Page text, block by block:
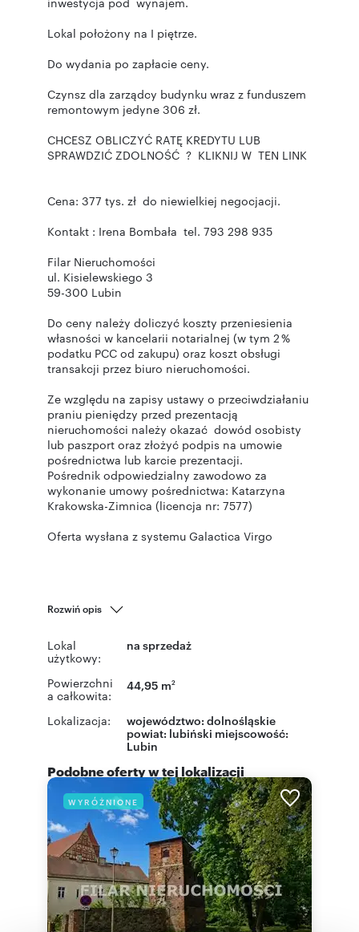
Lokal położony na I piętrze.
Do wydania po zapłacie ceny.
Czynsz dla zarządcy budynku wraz z funduszem
remontowym jedyne 306 zł.
CHCESZ OBLICZYĆ RATĘ KREDYTU LUB
SPRAWDZIĆ ZDOLNOŚĆ ? KLIKNIJ W TEN LINK
Cena: 377 tys. zł do niewielkiej negocjacji.
Kontakt : Irena Bombała tel. 793 298 935
Filar Nieruchomości
ul. Kisielewskiego 3
59-300 Lubin
Do ceny należy doliczyć koszty przeniesienia
własności w kancelarii notarialnej (w tym 2 %
podatku PCC od zakupu) oraz koszt obsługi
transakcji przez biuro nieruchomości.
Ze względu na zapisy ustawy o przeciwdziałaniu
praniu pieniędzy przed prezentacją
nieruchomości należy okazać dowód osobisty
lub paszport oraz złożyć podpis na umowie
pośrednictwa lub karcie prezentacji.​​​​​​
Pośrednik odpowiedzialny zawodowo za
wykonanie umowy pośrednictwa: Katarzyna
Krakowska-Zimnica (licencja nr: 7577)
Oferta wysłana z systemu Galactica Virgo
Rozwiń opis
Lokal
użytkowy:
na sprzedaż
Powierzchni
a całkowita:
44,95 m2
Lokalizacja: województwo: dolnośląskie
powiat: lubiński miejscowość:
Lubin
Podobne oferty w tej lokalizacji
WYRÓŻNIONE